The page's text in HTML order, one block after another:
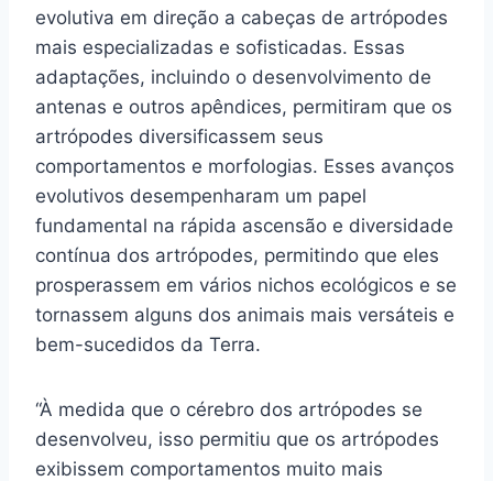
evolutiva em direção a cabeças de artrópodes
mais especializadas e sofisticadas. Essas
adaptações, incluindo o desenvolvimento de
antenas e outros apêndices, permitiram que os
artrópodes diversificassem seus
comportamentos e morfologias. Esses avanços
evolutivos desempenharam um papel
fundamental na rápida ascensão e diversidade
contínua dos artrópodes, permitindo que eles
prosperassem em vários nichos ecológicos e se
tornassem alguns dos animais mais versáteis e
bem-sucedidos da Terra.
“À medida que o cérebro dos artrópodes se
desenvolveu, isso permitiu que os artrópodes
exibissem comportamentos muito mais